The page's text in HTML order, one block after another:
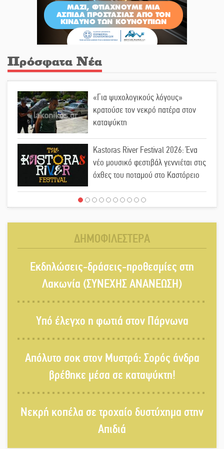
Πρόσφατα Νέα
«Για ψυχολογικούς λόγους»
κρατούσε τον νεκρό πατέρα στον
καταψύκτη
Kastoras River Festival 2026: Ένα
νέο μουσικό φεστιβάλ γεννιέται στις
όχθες του ποταμού στο Καστόρειο
Τα ζάρια παίρνουν «φωτιά» στην
Βραστού» στη Σοχά
τραπέζι του δημόσιου διαλόγου
Πολιτισμός και παράδοση δίνουν
ραντεβού στην Αγόριανη
Η Σοχά ετοιμάζεται για ένα
δυναμικό καλοκαιρινό party
ΔΗΜΟΦΙΛΕΣΤΕΡΑ
Εκδηλώσεις-δράσεις-προθεσμίες στη
Λακωνία (ΣΥΝΕΧΗΣ ΑΝΑΝΕΩΣΗ)
Υπό έλεγχο η φωτιά στον Πάρνωνα
Απόλυτο σοκ στον Μυστρά: Σορός άνδρα
βρέθηκε μέσα σε καταψύκτη!
Νεκρή κοπέλα σε τροχαίο δυστύχημα στην
Απιδιά